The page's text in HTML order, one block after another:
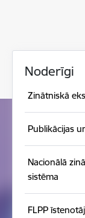
Noderīgi
Zinātniskā
Publikācijas
Nacionālā
sistēma
FLPP